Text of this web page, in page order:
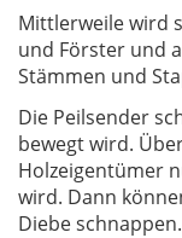
Mittlerweile wird
und Förster und
Stämmen und
Die Peilsender
bewegt wird.
Holzeigentümer
wird. Dann
Diebe schnappen.